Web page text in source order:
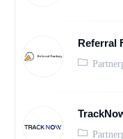
Referral